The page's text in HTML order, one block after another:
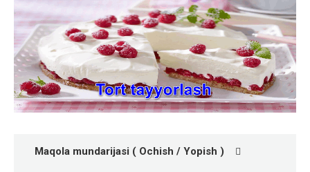
Maqola mundarijasi ( Ochish / Yopish )